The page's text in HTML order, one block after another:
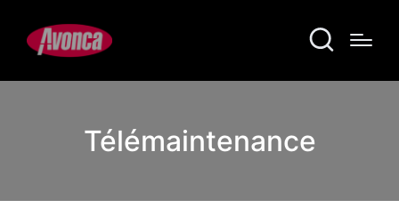
Télémaintenance